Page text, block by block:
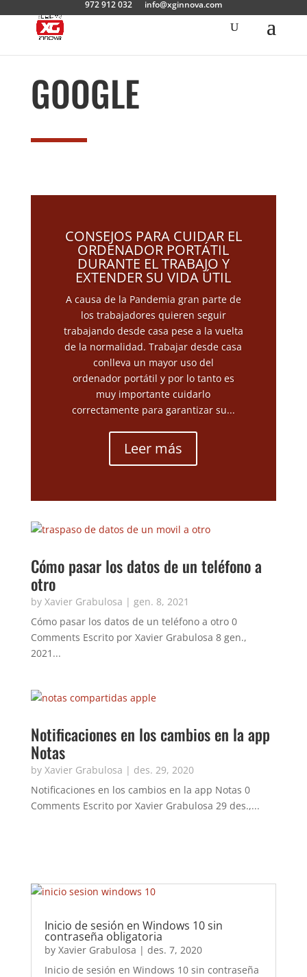
972 912 032 info@xginnova.com
GOOGLE
CONSEJOS PARA CUIDAR EL
ORDENADOR PORTÁTIL
DURANTE EL TRABAJO Y
EXTENDER SU VIDA ÚTIL
A causa de la Pandemia gran parte de
los trabajadores quieren seguir
trabajando desde casa pese a la vuelta
de la normalidad. Trabajar desde casa
conlleva un mayor uso del
ordenador portátil y por lo tanto es
muy importante cuidarlo
correctamente para garantizar su...
Leer más
Cómo pasar los datos de un teléfono a
otro
by Xavier Grabulosa | gen. 8, 2021
Cómo pasar los datos de un teléfono a otro 0
Comments Escrito por Xavier Grabulosa 8 gen.,
2021...
Notificaciones en los cambios en la app
Notas
by Xavier Grabulosa | des. 29, 2020
Notificaciones en los cambios en la app Notas 0
Comments Escrito por Xavier Grabulosa 29 des.,...
Inicio de sesión en Windows 10 sin
contraseña obligatoria
by Xavier Grabulosa | des. 7, 2020
Inicio de sesión en Windows 10 sin contraseña